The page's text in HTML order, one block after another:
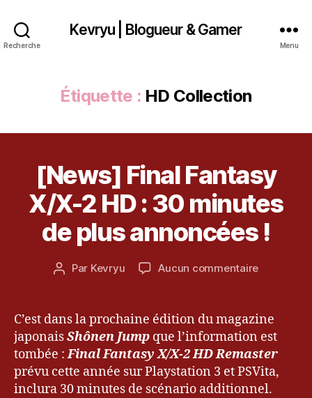
Recherche
Kevryu | Blogueur & Gamer
Menu
Étiquette : HD Collection
Catégories
[News] Final Fantasy
X/X-2 HD : 30 minutes
de plus annoncées !
Auteur
Par Kevryu
3
j
u
il
l
t
1
3
Aucun commentairesur
Fantasy
2
HD
:
30
C’est dans la prochaine édition du magazine
japonaisShônen Jump que l’information est
tombée :Final Fantasy X/X-2 HD Remaster
prévu cette année sur Playstation 3 et PSVita,
inclura 30 minutes de scénario additionnel.